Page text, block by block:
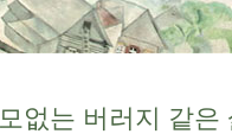
없는 버러지 같은